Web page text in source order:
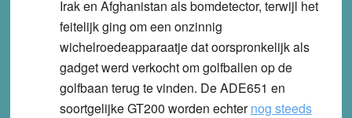
Irak en Afghanistan als bomdetector, terwijl het
feitelijk ging om een onzinnig
wichelroedeapparaatje dat oorspronkelijk als
gadget werd verkocht om golfballen op de
golfbaan terug te vinden. De ADE651 en
soortgelijke GT200 worden echternog steeds